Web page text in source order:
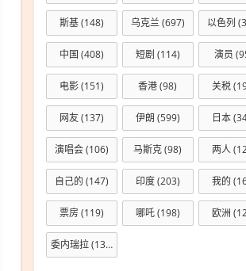
斯基(148) 乌克兰(697) 以色列
中国 (408) 短剧 (114) 演员
电影(151) 香港(98) 关税
网友(137) 伊朗 (599) 日本
演唱会(106) 马斯克(98) 两人
自己的 (147) 印度(203) 我的
票房 (119) 哪吒(198) 欧洲
委内瑞拉(133)